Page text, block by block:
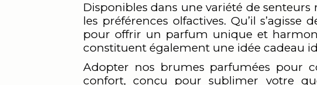
Disponibles dans une variété de
les préférences olfactives. Qu’il
pour offrir un parfum unique et
constituent également une idée cadeau
Adopter nos brumes parfumées pour
confort, conçu pour sublimer votre